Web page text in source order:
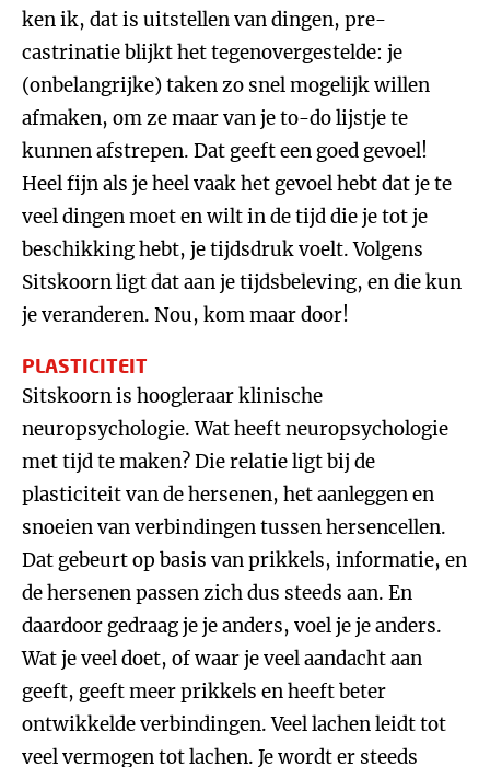
ken ik, dat is uitstellen van dingen, pre-
castrinatie blijkt het tegenovergestelde: je
(onbelangrijke) taken zo snel mogelijk willen
afmaken, om ze maar van je to-do lijstje te
kunnen afstrepen. Dat geeft een goed gevoel!
Heel fijn als je heel vaak het gevoel hebt dat je te
veel dingen moet en wilt in de tijd die je tot je
beschikking hebt, je tijdsdruk voelt. Volgens
Sitskoorn ligt dat aan je tijdsbeleving, en die kun
je veranderen. Nou, kom maar door!
PLASTICITEIT
Sitskoorn is hoogleraar klinische
neuropsychologie. Wat heeft neuropsychologie
met tijd te maken? Die relatie ligt bij de
plasticiteit van de hersenen, het aanleggen en
snoeien van verbindingen tussen hersencellen.
Dat gebeurt op basis van prikkels, informatie, en
de hersenen passen zich dus steeds aan. En
daardoor gedraag je je anders, voel je je anders.
Wat je veel doet, of waar je veel aandacht aan
geeft, geeft meer prikkels en heeft beter
ontwikkelde verbindingen. Veel lachen leidt tot
veel vermogen tot lachen. Je wordt er steeds